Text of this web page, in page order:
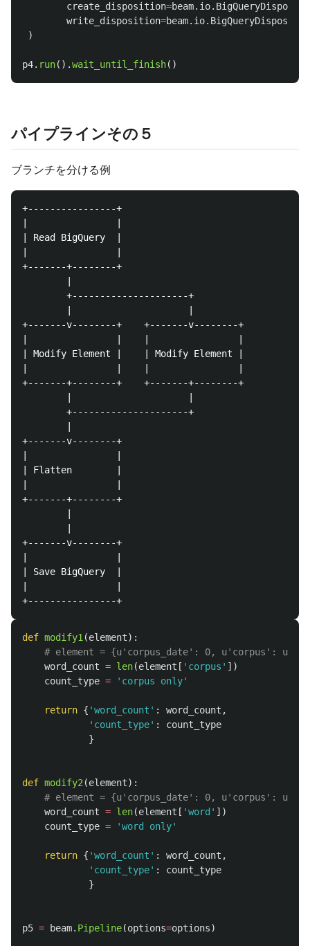
create_disposition=beam. io.
write_disposition=beam. io.
)
p4. run().wait_until_finish()
パイプラインその５
ブランチを分ける例
+----------------+
| Read BigQuery  |
+-------+--------+
        +---------------------+
+-------v--------+    +-------v--------+
| Modify Element |    | Modify Element |
+-------+--------+    +-------+--------+
        +---------------------+
+-------v--------+
| Flatten        |
+-------+--------+
+-------v--------+
| Save BigQuery  |
def modify1 (element):
word_count = len(element [ ' corpus ' ])
count_type = ' corpus only'
return { 'word_count ' : word_count ,
' count_type' :
count_type
}
def modify2 (element):
word_count = len(element [ 'word ' ])
count_type = 'word only'
return { 'word_count ' : word_count ,
' count_type' :
count_type
}
p5 = beam. Pipeline(options=options)